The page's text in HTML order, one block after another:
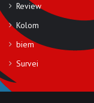
Review
Kolom
biem
Survei